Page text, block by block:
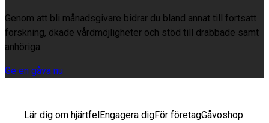
Genom att bli månadsgivare bidrar du bland annat till fortsatt
forskning, ökade vårdmöjligheter och stöd till drabbade samt
anhöriga.
Ge en gåva nu
Lär dig om hjärtfelEngagera digFör företagGåvoshop